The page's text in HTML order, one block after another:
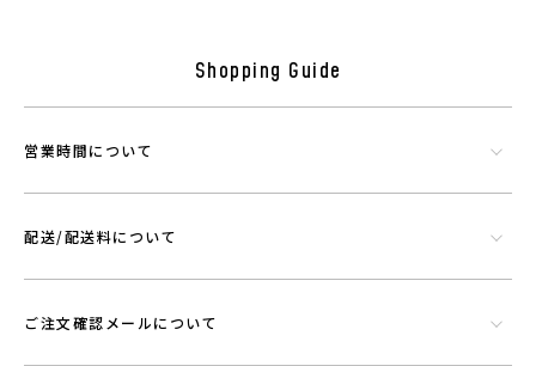
組成：綿50%、レーヨン(モダール)50% (プラウシオン加工)
Shopping Guide
営業時間について
配送/配送料について
ご注文確認メールについて